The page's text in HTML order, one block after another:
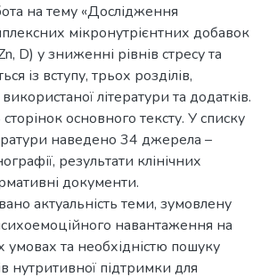
на тему «Дослідження
мікронутрієнтних добавок
D) у зниженні рівнів стресу та
із вступу, трьох розділів,
літератури та додатків.
основного тексту. У списку
наведено 34 джерела –
результати клінічних
документи.
актуальність теми, зумовлену
навантаження на
умовах та необхідністю пошуку
нутритивної підтримки для